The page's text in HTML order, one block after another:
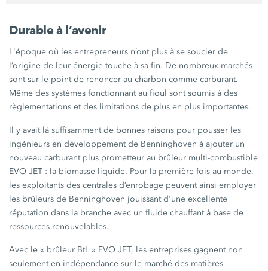
Durable à l’avenir
L'époque où les entrepreneurs n’ont plus à se soucier de
l’origine de leur énergie touche à sa fin. De nombreux marchés
sont sur le point de renoncer au charbon comme carburant.
Même des systèmes fonctionnant au fioul sont soumis à des
règlementations et des limitations de plus en plus importantes.
Il y avait là suffisamment de bonnes raisons pour pousser les
ingénieurs en développement de Benninghoven à ajouter un
nouveau carburant plus prometteur au brûleur multi-combustible
EVO JET : la biomasse liquide. Pour la première fois au monde,
les exploitants des centrales d’enrobage peuvent ainsi employer
les brûleurs de Benninghoven jouissant d'une excellente
réputation dans la branche avec un fluide chauffant à base de
ressources renouvelables.
Avec le « brûleur BtL » EVO JET, les entreprises gagnent non
seulement en indépendance sur le marché des matières